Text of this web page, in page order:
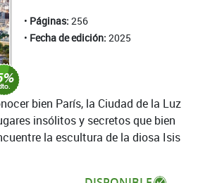
Páginas: 256
Fecha de edición: 2025
bien París, la Ciudad de la Luz
insólitos y secretos que bien
la escultura de la diosa Isis